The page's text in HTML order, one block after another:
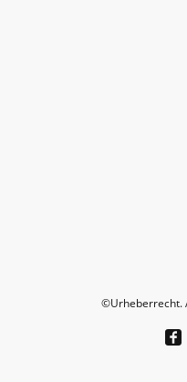
©Urheberrecht.